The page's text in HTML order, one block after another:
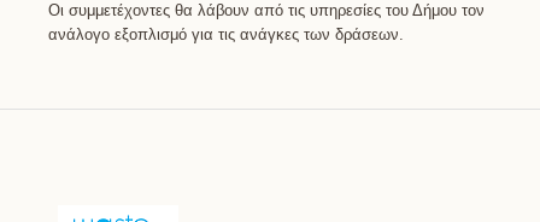
Οι συμμετέχοντες θα λάβουν από τις υπηρεσίες του Δήμου τον
ανάλογο εξοπλισμό για τις ανάγκες των δράσεων.